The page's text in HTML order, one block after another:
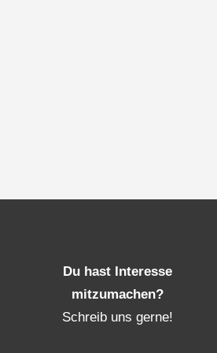
Du hast Interesse
mitzumachen?
Schreib uns gerne!